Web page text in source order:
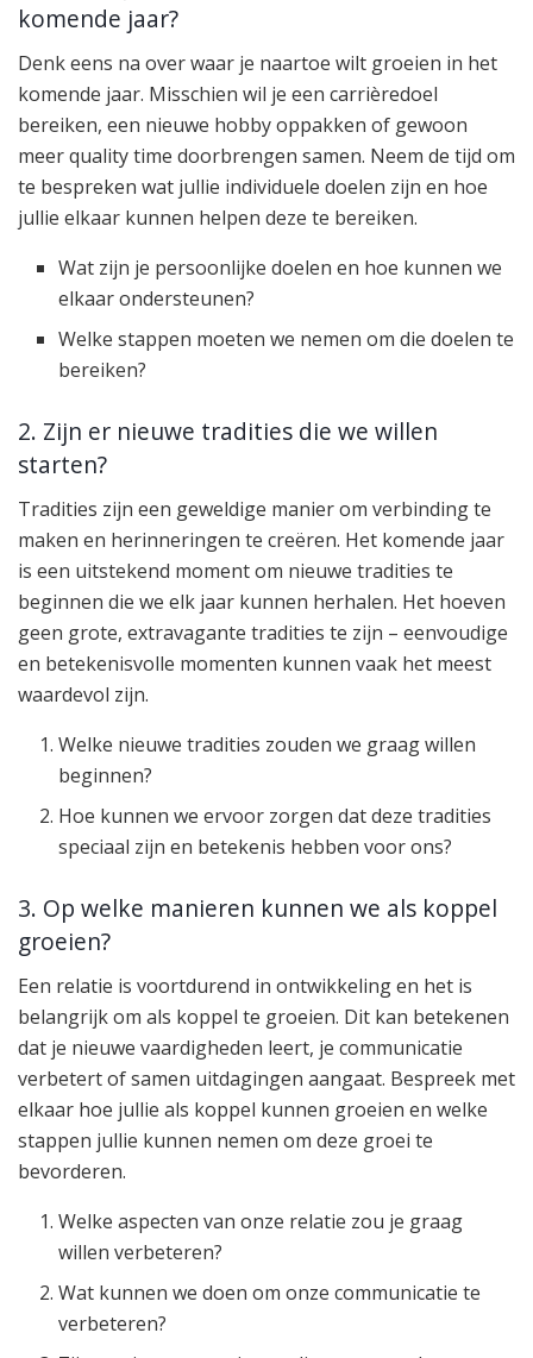
komende jaar?
Denk eens na over waar je naartoe wilt groeien in het
komende jaar. Misschien wil je een carrièredoel
bereiken, een nieuwe hobby oppakken of gewoon
meer quality time doorbrengen samen. Neem de tijd om
te bespreken wat jullie individuele doelen zijn en hoe
jullie elkaar kunnen helpen deze te bereiken.
Wat zijn je persoonlijke doelen en hoe kunnen we
elkaar ondersteunen?
Welke stappen moeten we nemen om die doelen te
bereiken?
2. Zijn er nieuwe tradities die we willen
starten?
Tradities zijn een geweldige manier om verbinding te
maken en herinneringen te creëren. Het komende jaar
is een uitstekend moment om nieuwe tradities te
beginnen die we elk jaar kunnen herhalen. Het hoeven
geen grote, extravagante tradities te zijn – eenvoudige
en betekenisvolle momenten kunnen vaak het meest
waardevol zijn.
Welke nieuwe tradities zouden we graag willen
beginnen?
Hoe kunnen we ervoor zorgen dat deze tradities
speciaal zijn en betekenis hebben voor ons?
3. Op welke manieren kunnen we als koppel
groeien?
Een relatie is voortdurend in ontwikkeling en het is
belangrijk om als koppel te groeien. Dit kan betekenen
dat je nieuwe vaardigheden leert, je communicatie
verbetert of samen uitdagingen aangaat. Bespreek met
elkaar hoe jullie als koppel kunnen groeien en welke
stappen jullie kunnen nemen om deze groei te
bevorderen.
Welke aspecten van onze relatie zou je graag
willen verbeteren?
Wat kunnen we doen om onze communicatie te
verbeteren?